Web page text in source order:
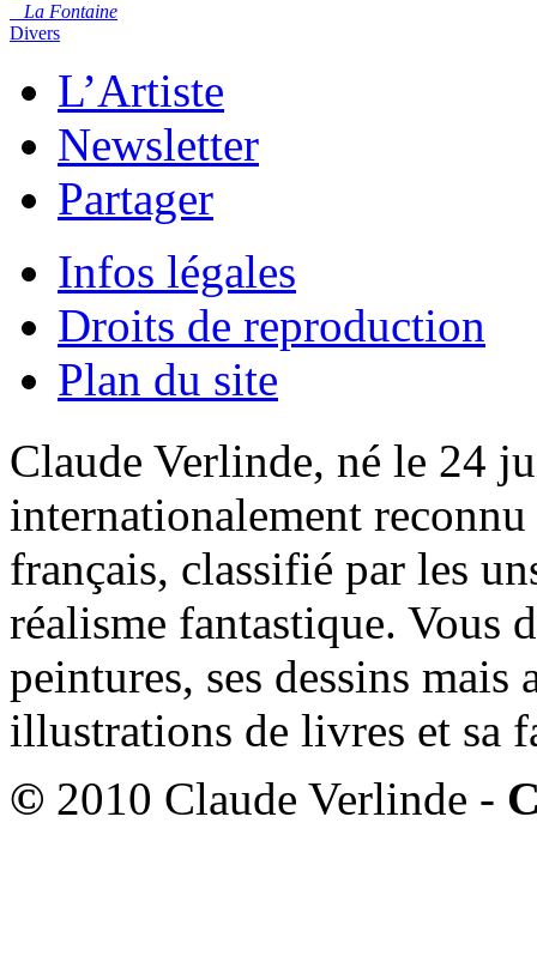
La Fontaine
Divers
L’Artiste
Newsletter
Partager
Infos légales
Droits de reproduction
Plan du site
Claude Verlinde, né le 24
internationalement
français, classifié par les
réalisme fantastique. Vous
peintures, ses dessins mais
illustrations de livres et sa
© 2010 Claude Verlinde -